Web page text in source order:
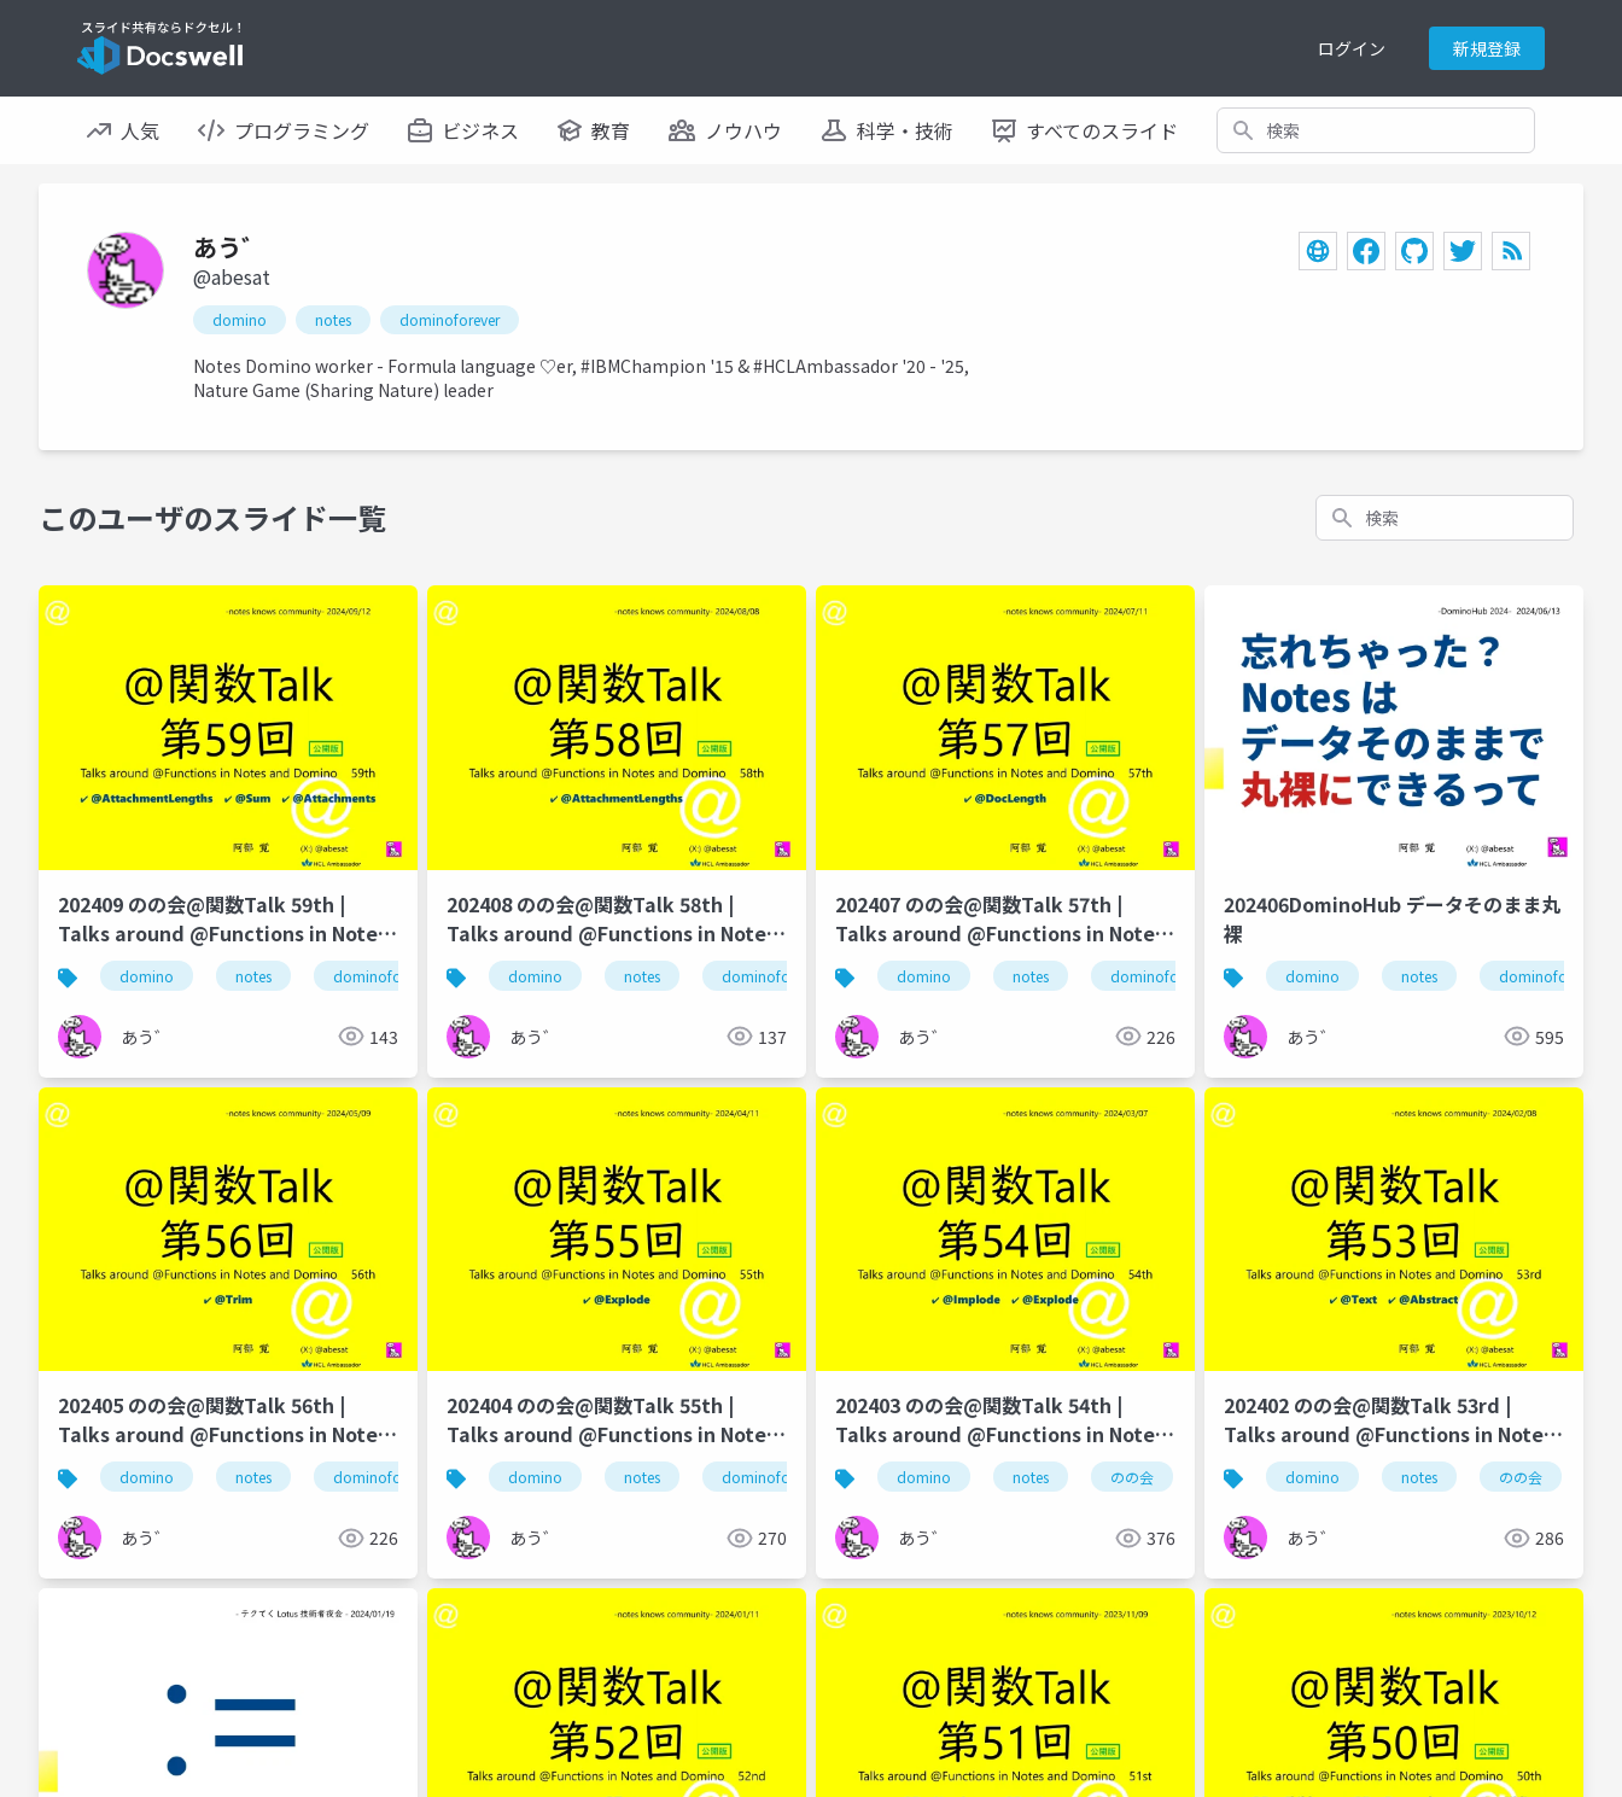
ログイン 新規登録
人気 プログラミング ビジネス 教育 ノウハウ 科学・技術 すべてのスライド 検索
あう゛
@abesat
domino notes dominoforever
Notes Domino worker - Formula language ♡er, #IBMChampion '15 & #HCLAmbassador '20 - '25,
Nature Game (Sharing Nature) leader
このユーザのスライド一覧 検索
202409 のの会@関数Talk 59th |
Talks around @Functions in Notes
and Domino
domino notes dominoforever lotus notes のの会 @関数 @attachmentlengths @sum @attachments
あう゛ 143
202408 のの会@関数Talk 58th |
Talks around @Functions in Notes
and Domino
domino notes dominoforever lotus notes のの会 @関数 @attachmentlengths
あう゛ 137
202407 のの会@関数Talk 57th |
Talks around @Functions in Notes
and Domino
domino notes dominoforever lotus notes のの会 @関数
あう゛ 226
202406DominoHub データそのまま丸
裸
domino notes dominoforever
あう゛ 595
202405 のの会@関数Talk 56th |
Talks around @Functions in Notes
and Domino
domino notes dominoforever lotus notes のの会 @関数 @trim
あう゛ 226
202404 のの会@関数Talk 55th |
Talks around @Functions in Notes
and Domino
domino notes dominoforever lotus notes のの会 @関数
あう゛ 270
202403 のの会@関数Talk 54th |
Talks around @Functions in Notes
and Domino
domino notes のの会 @関数 ＠implode @explode
あう゛ 376
202402 のの会@関数Talk 53rd |
Talks around @Functions in Notes
and Domino
domino notes のの会
あう゛ 286